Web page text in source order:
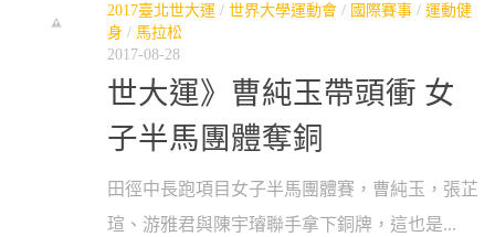
2017臺北世大運 / 世界大學運動會 / 國際賽事 / 運動健
身 / 馬拉松
2017-08-28
世大運》曹純玉帶頭衝 女
子半馬團體奪銅
田徑中長跑項目女子半馬團體賽，曹純玉，張芷
瑄、游雅君與陳宇璿聯手拿下銅牌，這也是...